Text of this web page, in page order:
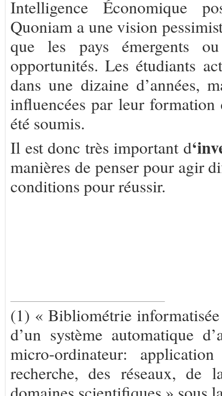
Intelligence Économique
Quoniam a une vision
que les pays émergents
opportunités. Les étudiants
dans une dizaine d’années,
influencées par leur
été soumis.
Il est donc très important d
manières de penser pour agir
conditions pour réussir.
(1) « Bibliométrie
d’un système automatique
micro-ordinateur:
recherche, des réseaux, de